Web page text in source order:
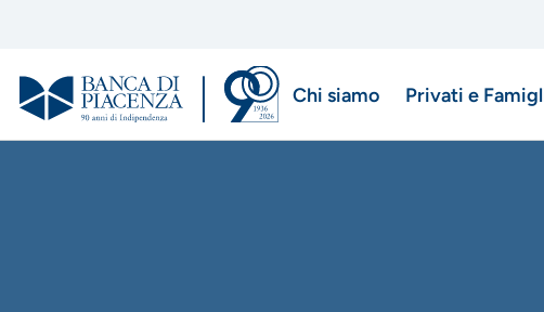
contenuto
principale
Menu
Chi siamo Privati e